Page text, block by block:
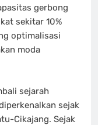
gerbong
sekitar 10%
optimalisasi
moda
sejarah
sejak
Cikajang. Sejak